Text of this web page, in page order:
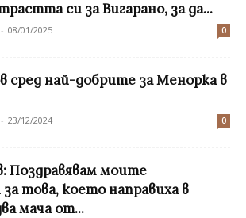
си за Вигарано, за да...
- 08/01/2025 0
сред най-добрите за Менорка в
- 23/12/2024 0
Поздравявам моите
това, което направиха в
мача от...